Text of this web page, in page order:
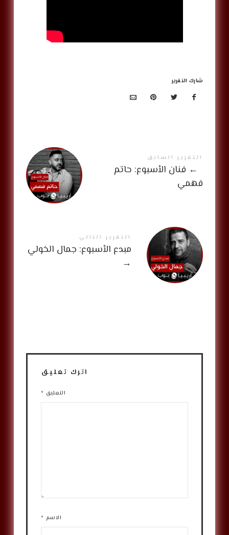
شارك التقرير
التقرير السابق
← فنان الأسبوع: حاتم
فهمي
التقرير التالي
مبدع الأسبوع: جمال الخولي
→
اترك تعليق
التعليق *
الاسم *